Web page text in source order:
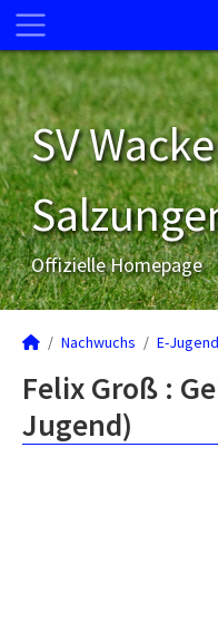
SV
Offizielle Homepage
Nachwuchs E-Jugend
Felix Groß :
Jugend)